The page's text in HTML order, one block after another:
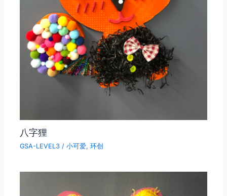
八字狸
GSA-LEVEL3 /小可爱,环创